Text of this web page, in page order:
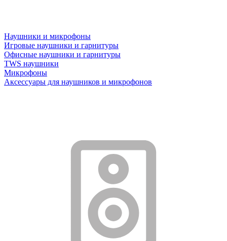
Наушники и микрофоны
Игровые наушники и гарнитуры
Офисные наушники и гарнитуры
TWS наушники
Микрофоны
Аксессуары для наушников и микрофонов